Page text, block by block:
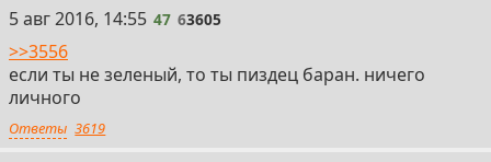
47
5 авг 2016, 14:55 47 63605
>>3556
если ты не зеленый, то ты пиздец баран. ничего
личного
Ответы 3619